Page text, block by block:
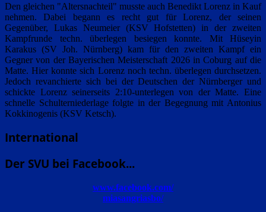
Den gleichen "Altersnachteil" musste auch Benedikt Lorenz in Kauf
nehmen. Dabei begann es recht gut für Lorenz, der seinen
Gegenüber, Lukas Neumeier (KSV Hofstetten) in der zweiten
Kampfrunde techn. überlegen besiegen konnte. Mit Hüseyin
Karakus (SV Joh. Nürnberg) kam für den zweiten Kampf ein
Gegner von der Bayerischen Meisterschaft 2026 in Coburg auf die
Matte. Hier konnte sich Lorenz noch techn. überlegen durchsetzen.
Jedoch revanchierte sich bei der Deutschen der Nürnberger und
schickte Lorenz seinerseits 2:10-unterlegen von der Matte. Eine
schnelle Schulterniederlage folgte in der Begegnung mit Antonius
Kokkinogenis (KSV Ketsch).
International
Der SVU bei Facebook...
www.facebook.com/
miasangriasbo/